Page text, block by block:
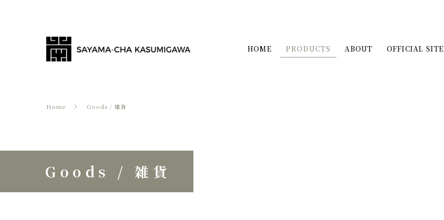
HOME PRODUCTS ABOUT OFFICIAL SITE
Home Goods / 雑貨
Goods / 雑貨